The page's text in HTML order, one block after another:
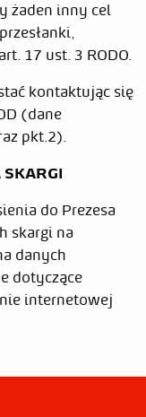
żaden inny cel
17 ust. 3 RODO.
kontaktując się
(dane
pkt.2).
do Prezesa
skargi na
danych
dotyczące
internetowej